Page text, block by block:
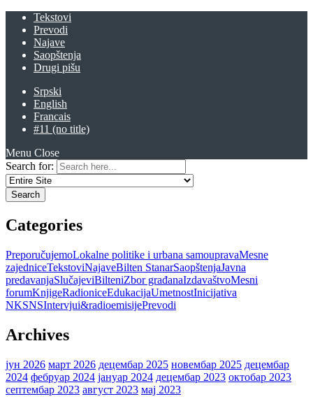
Tekstovi
Prevodi
Najave
Saopštenja
Drugi pišu
Srpski
English
Francais
#11 (no title)
Menu Close
Search for:
Categories
PreporučujemoLokalne politike i urbana samoupravaMesne
zajedniceTekstoviNajaveBilten StanarSaopštenjaJavna
predavanjaSlučajeviBilteniZbor građanaIzdavaštvoMesni
forumKnjigeRadioniceEdukacijaUmetnostInicijativa
NKSNSIntervjui&radioemisijePrevodi
Archives
јун 2026 март 2026 децембар 2025 новембар 2025 децембар
2024 фебруар 2024 јануар 2024 децембар 2023 октобар 2023
септембар 2023 август 2023 мај 2023